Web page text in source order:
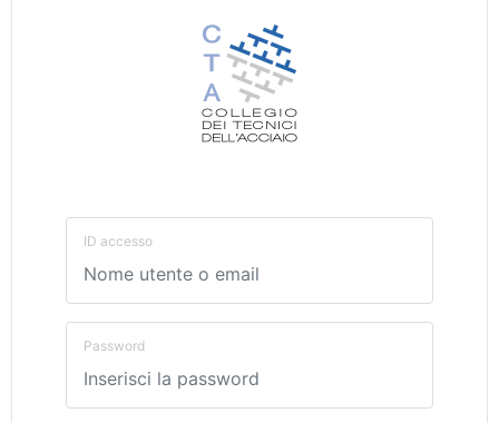
ID accesso
Password